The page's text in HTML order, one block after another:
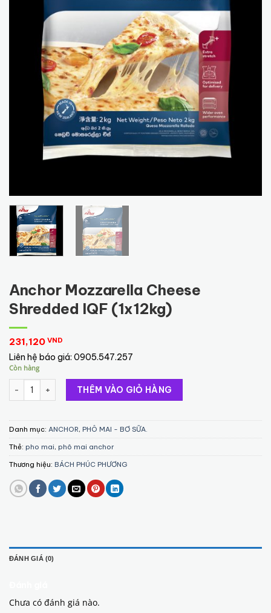
Anchor Mozzarella Cheese
Shredded IQF (1x12kg)
231,120 VND
Liên hệ báo giá: 0905.547.257
Còn hàng
Anchor Mozzarella Cheese Shredded IQF (1x12kg) số lượng
THÊM VÀO GIỎ HÀNG
Danh mục: ANCHOR, PHÔ MAI - BƠ SỮA.
Thẻ: pho mai, phô mai anchor
Thương hiệu: BÁCH PHÚC PHƯƠNG
ĐÁNH GIÁ (0)
Chưa có đánh giá nào.